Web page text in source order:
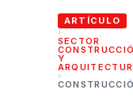
ARTÍCULO
›
SECTOR
Y
›